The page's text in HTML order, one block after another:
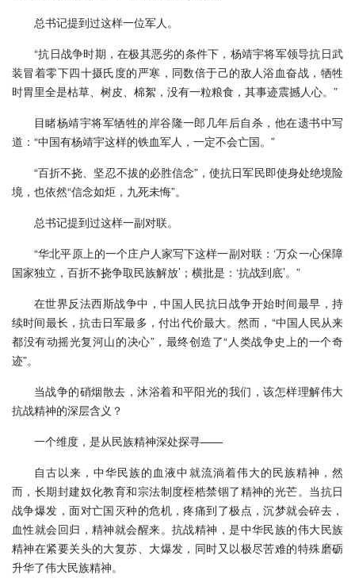
总书记提到过这样一位军人。
“抗日战争时期，在极其恶劣的条件下，杨靖宇将军领导抗日武
装冒着零下四十摄氏度的严寒，同数倍于己的敌人浴血奋战，牺牲
时胃里全是枯草、树皮、棉絮，没有一粒粮食，其事迹震撼人心。”
目睹杨靖宇将军牺牲的岸谷隆一郎几年后自杀，他在遗书中写
道：“中国有杨靖宇这样的铁血军人，一定不会亡国。”
“百折不挠、坚忍不拔的必胜信念”，使抗日军民即使身处绝境险
境，也依然“信念如炬，九死未悔”。
总书记提到过这样一副对联。
“华北平原上的一个庄户人家写下这样一副对联：‘万众一心保障
国家独立，百折不挠争取民族解放’；横批是：‘抗战到底’。”
在世界反法西斯战争中，中国人民抗日战争开始时间最早，持
续时间最长，抗击日军最多，付出代价最大。然而，“中国人民从来
都没有动摇光复河山的决心”，最终创造了“人类战争史上的一个奇
迹”。
当战争的硝烟散去，沐浴着和平阳光的我们，该怎样理解伟大
抗战精神的深层含义？
一个维度，是从民族精神深处探寻——
自古以来，中华民族的血液中就流淌着伟大的民族精神，然
而，长期封建奴化教育和宗法制度桎梏禁锢了精神的光芒。当抗日
战争爆发，面对亡国灭种的危机，疼痛到了极点，沉梦就会碎去，
血性就会回归，精神就会醒来。抗战精神，是中华民族的伟大民族
精神在紧要关头的大复苏、大爆发，同时又以极尽苦难的特殊磨砺
升华了伟大民族精神。